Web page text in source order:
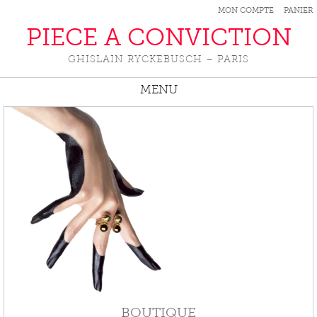
MON COMPTE PANIER
PIECE A CONVICTION
GHISLAIN RYCKEBUSCH – PARIS
MENU
BOUTIQUE